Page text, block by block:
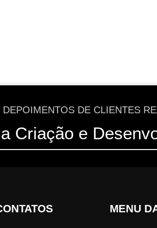
DEPOIMENTOS DE CLIENTES
Criação e
MENU